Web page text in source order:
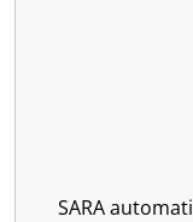
SARA